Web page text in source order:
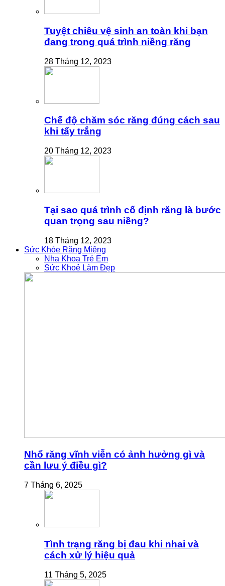
Tuyệt chiêu vệ sinh an toàn khi bạn
đang trong quá trình niềng răng
28 Tháng 12, 2023
Chế độ chăm sóc răng đúng cách sau
khi tẩy trắng
20 Tháng 12, 2023
Tại sao quá trình cố định răng là bước
quan trọng sau niềng?
18 Tháng 12, 2023
Sức Khỏe Răng Miệng
Nha Khoa Trẻ Em
Sức Khoẻ Làm Đẹp
Nhổ răng vĩnh viễn có ảnh hưởng gì và
cần lưu ý điều gì?
7 Tháng 6, 2025
Tình trạng răng bị đau khi nhai và
cách xử lý hiệu quả
11 Tháng 5, 2025